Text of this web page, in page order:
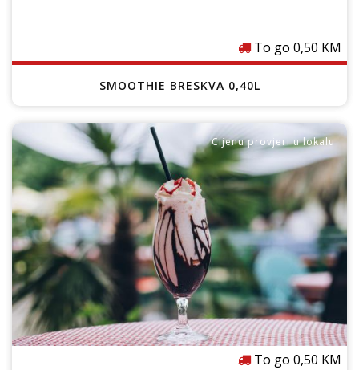
To go 0,50 KM
SMOOTHIE BRESKVA 0,40L
Cijenu provjeri u lokalu
To go 0,50 KM